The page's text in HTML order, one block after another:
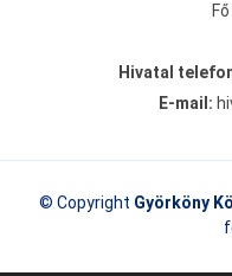
Hivatal
E-mail:
© Copyright Györköny